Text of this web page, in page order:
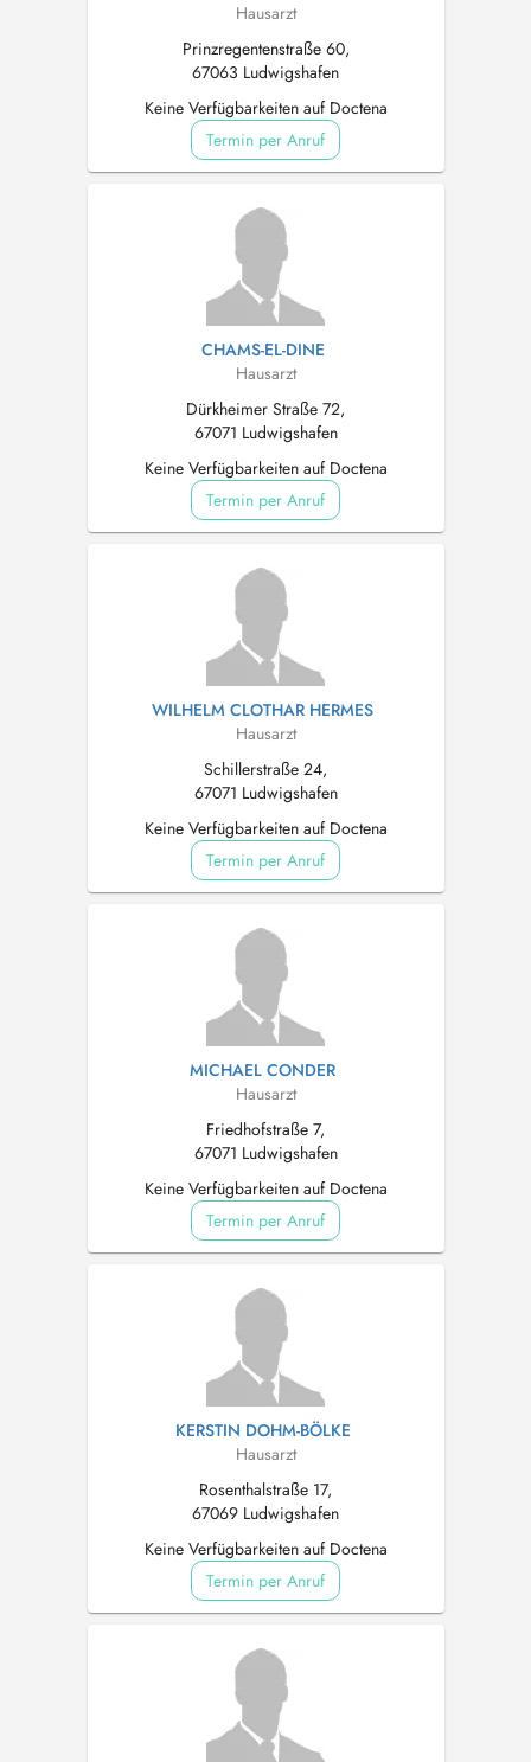
Hausarzt
Prinzregentenstraße 60,
67063 Ludwigshafen
Keine Verfügbarkeiten auf Doctena
Termin per Anruf
CHAMS-EL-DINE
Hausarzt
Dürkheimer Straße 72,
67071 Ludwigshafen
Keine Verfügbarkeiten auf Doctena
Termin per Anruf
WILHELM CLOTHAR HERMES
Hausarzt
Schillerstraße 24,
67071 Ludwigshafen
Keine Verfügbarkeiten auf Doctena
Termin per Anruf
MICHAEL CONDER
Hausarzt
Friedhofstraße 7,
67071 Ludwigshafen
Keine Verfügbarkeiten auf Doctena
Termin per Anruf
KERSTIN DOHM-BÖLKE
Hausarzt
Rosenthalstraße 17,
67069 Ludwigshafen
Keine Verfügbarkeiten auf Doctena
Termin per Anruf